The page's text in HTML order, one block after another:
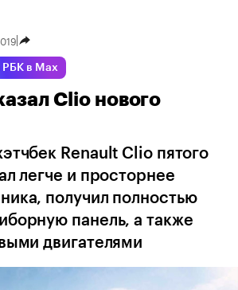
Changan
Voyah Geely
РБК в Max
Clio нового
Renault Clio пятого
легче и просторнее
получил полностью
панель, а также
двигателями